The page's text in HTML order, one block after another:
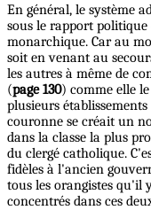
En général, le système
sous le rapport
monarchique. Car au
soit en venant au
les autres à même de
(page 130) comme elle
plusieurs
couronne se créait un
dans la classe la plus
du clergé catholique.
fidèles à l'ancien
tous les orangistes qu'il
concentrés dans ces